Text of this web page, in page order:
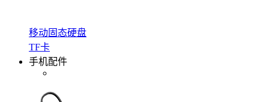
移动固态硬盘
TF卡
手机配件